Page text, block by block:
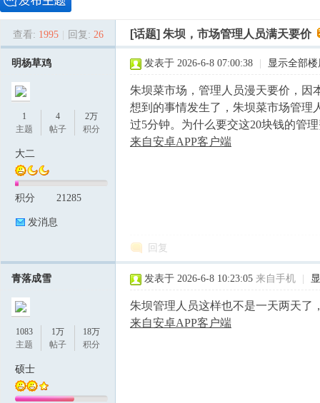
查看: 1995 回复: 26 [话题] 朱坝，市场管理人员满天要价
明杨草鸡
1
主题
4
帖子
2万
积分
大二
积分 21285
发消息
发表于 2026-6-8 07:00:38 显示全部楼
朱坝菜市场，管理人员漫天要价，因
想到的事情发生了，朱坝菜市场管理
过5分钟。为什么要交这20块钱的管
来自安卓APP客户端
回复
青落成雪
1083
主题
1万
帖子
18万
积分
硕士
发表于 2026-6-8 10:23:05 来自手机
朱坝管理人员这样也不是一天两天了
来自安卓APP客户端